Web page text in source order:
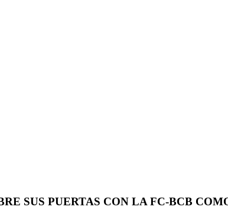
SUS PUERTAS CON LA FC-BCB